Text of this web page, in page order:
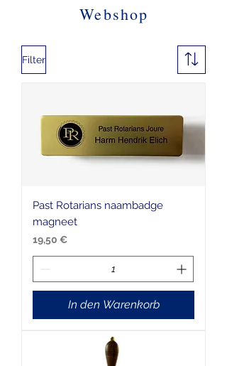
Webshop
Filter
Past Rotarians naambadge
magneet
Preis
19,50 €
In den Warenkorb